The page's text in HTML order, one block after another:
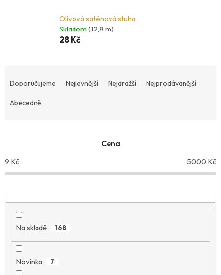
Olivová saténová stuha
Skladem(12,8 m)
28 Kč
a
e
o
d
k
Doporučujeme Nejlevnější Nejdražší Nejprodávanější
Abecedně
Cena
9 Kč 5000 Kč
Na skladě 168
Novinka 7